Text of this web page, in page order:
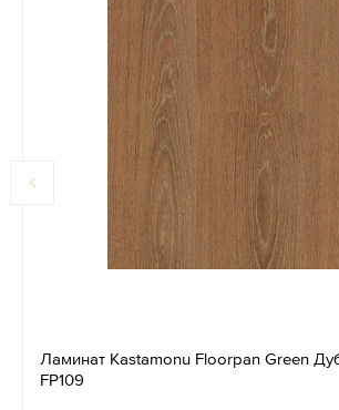
Ламинат Kastamonu Floorpan Green
FP109